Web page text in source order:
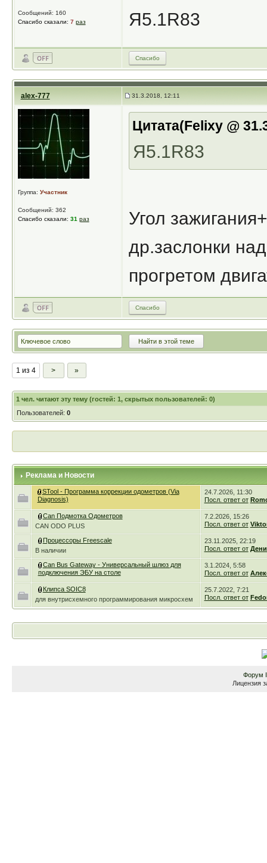
Сообщений: 160
Спасибо сказали: 7 раз Я5.1R83
Спасибо
alex-777 31.3.2018, 12:11
Группа: Участник
Сообщений: 362
Спасибо сказали: 31 раз
Цитата(Felixy @
Я5.1R83
Угол
др.заслонки
прогретом
Спасибо
1 из 4 > »
1 чел. читают эту тему (гостей: 1, скрытых пользователей: 0)
Пользователей: 0
Реклама и Новости
STool - Программа коррекции одометров (Via
Diagnosis)
24.7.2026, 11:30
Посл. ответ от
Can Подмотка Одометров
CAN ODO PLUS
7.2.2026, 15:26
Посл. ответ от
Процессоры Freescale
В наличии
23.11.2025, 22:19
Посл. ответ от
Can Bus Gateway - Универсальный шлюз для
подключения ЭБУ на столе
3.1.2024, 5:58
Посл. ответ от
Клипса SOIC8
для внутрисхемного программирования микросхем
25.7.2022, 7:21
Посл. ответ от
Форум
Лицензия